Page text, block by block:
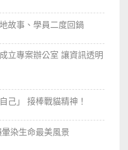
故事、學員二度回鍋
立專案辦公室 讓資訊透明
己」 接棒戰貓精神！
染生命最美風景